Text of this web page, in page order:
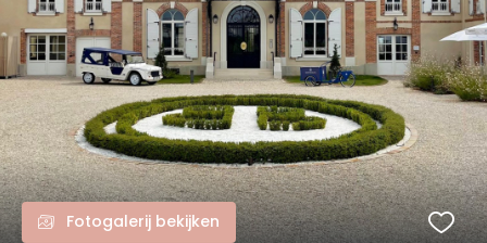
Fotogalerij bekijken